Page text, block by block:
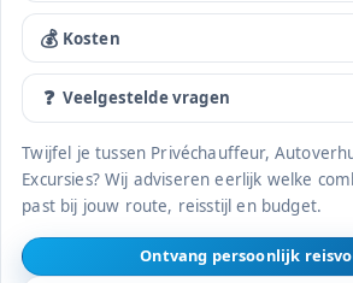
💰 Kosten
❓ Veelgestelde vragen
Twijfel je tussen Privéchauffeur,
Excursies? Wij adviseren eerlijk welke
past bij jouw route, reisstijl en budget.
Ontvang persoonlijk